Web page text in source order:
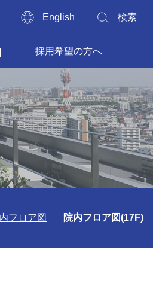
English 検索
採用希望の方へ
フロア図 院内フロア図(17F)